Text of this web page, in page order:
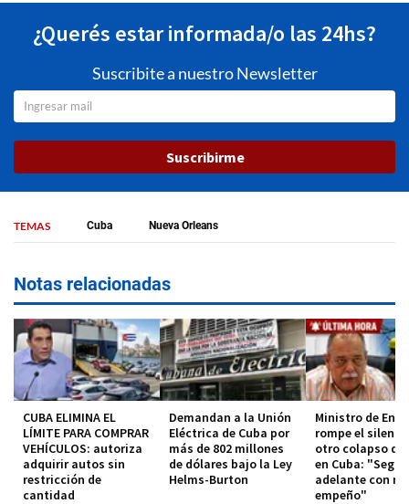
¿Querés estar informada/o las 24hs?
Suscribite a nuestro Newsletter
Suscribirme
TEMAS Cuba Nueva Orleans
Notas relacionadas
CUBA ELIMINA EL
LÍMITE PARA COMPRAR
VEHÍCULOS: autoriza
adquirir autos sin
restricción de
cantidad
Demandan a la Unión
Eléctrica de Cuba por
más de 802 millones
de dólares bajo la Ley
Helms-Burton
Ministro de
rompe el
otro colapso del
en Cuba:
adelante con
empeño"